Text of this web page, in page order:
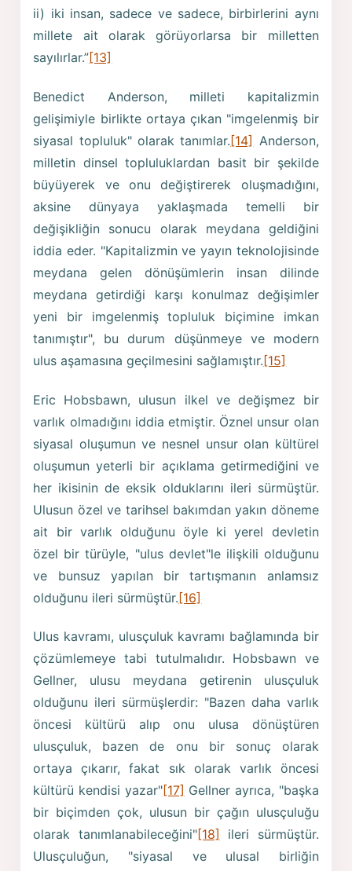
ii) iki insan, sadece ve sadece, birbirlerini aynı
millete ait olarak görüyorlarsa bir milletten
sayılırlar.”[13]
Benedict Anderson, milleti kapitalizmin
gelişimiyle birlikte ortaya çıkan "imgelenmiş bir
siyasal topluluk" olarak tanımlar.[14] Anderson,
milletin dinsel topluluklardan basit bir şekilde
büyüyerek ve onu değiştirerek oluşmadığını,
aksine dünyaya yaklaşmada temelli bir
değişikliğin sonucu olarak meydana geldiğini
iddia eder. "Kapitalizmin ve yayın teknolojisinde
meydana gelen dönüşümlerin insan dilinde
meydana getirdiği karşı konulmaz değişimler
yeni bir imgelenmiş topluluk biçimine imkan
tanımıştır", bu durum düşünmeye ve modern
ulus aşamasına geçilmesini sağlamıştır.[15]
Eric Hobsbawn, ulusun ilkel ve değişmez bir
varlık olmadığını iddia etmiştir. Öznel unsur olan
siyasal oluşumun ve nesnel unsur olan kültürel
oluşumun yeterli bir açıklama getirmediğini ve
her ikisinin de eksik olduklarını ileri sürmüştür.
Ulusun özel ve tarihsel bakımdan yakın döneme
ait bir varlık olduğunu öyle ki yerel devletin
özel bir türüyle, "ulus devlet"le ilişkili olduğunu
ve bunsuz yapılan bir tartışmanın anlamsız
olduğunu ileri sürmüştür.[16]
Ulus kavramı, ulusçuluk kavramı bağlamında bir
çözümlemeye tabi tutulmalıdır. Hobsbawn ve
Gellner, ulusu meydana getirenin ulusçuluk
olduğunu ileri sürmüşlerdir: "Bazen daha varlık
öncesi kültürü alıp onu ulusa dönüştüren
ulusçuluk, bazen de onu bir sonuç olarak
ortaya çıkarır, fakat sık olarak varlık öncesi
kültürü kendisi yazar"[17] Gellner ayrıca, "başka
bir biçimden çok, ulusun bir çağın ulusçuluğu
olarak tanımlanabileceğini"[18]
ileri sürmüştür.
Ulusçuluğun, "siyasal ve ulusal birliğin